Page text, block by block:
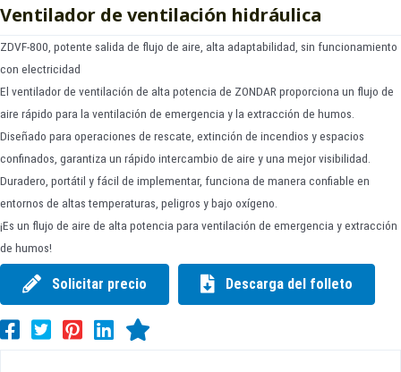
Ventilador de ventilación hidráulica
ZDVF-800, potente salida de flujo de aire, alta adaptabilidad, sin funcionamiento
con electricidad
El ventilador de ventilación de alta potencia de ZONDAR proporciona un flujo de
aire rápido para la ventilación de emergencia y la extracción de humos.
Diseñado para operaciones de rescate, extinción de incendios y espacios
confinados, garantiza un rápido intercambio de aire y una mejor visibilidad.
Duradero, portátil y fácil de implementar, funciona de manera confiable en
entornos de altas temperaturas, peligros y bajo oxígeno.
¡Es un flujo de aire de alta potencia para ventilación de emergencia y extracción
de humos!
Solicitar precio Descarga del folleto